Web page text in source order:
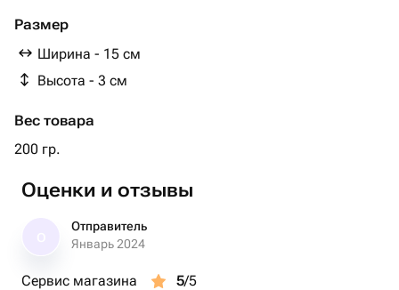
Размер
Ширина - 15 см
Высота - 3 см
Вес товара
200 гр.
Оценки и отзывы
Отправитель
Январь 2024
Сервис магазина 5/5